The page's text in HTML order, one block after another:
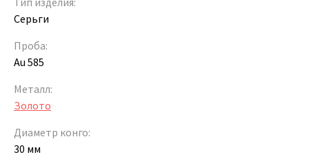
Серьги
Проба:
Au 585
Металл:
Золото
Диаметр конго:
30 мм